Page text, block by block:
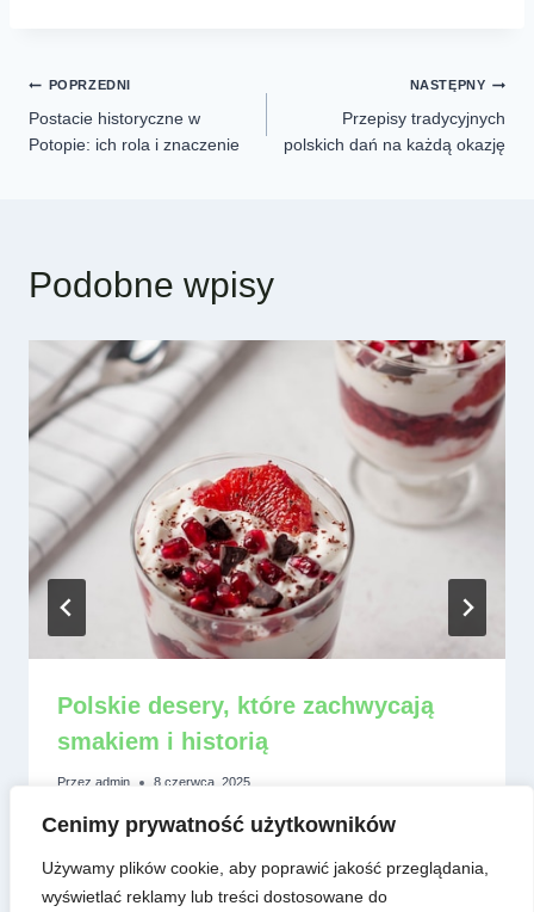
Cenimy prywatność użytkowników
Używamy plików cookie, aby poprawić jakość przeglądania,
wyświetlać reklamy lub treści dostosowane do
POPRZEDNI
Postacie historyczne w
Potopie: ich rola i znaczenie
NASTĘPNY
Przepisy tradycyjnych
polskich dań na każdą okazję
Podobne wpisy
Polskie desery, które zachwycają
smakiem i historią
Przez admin 8 czerwca, 2025